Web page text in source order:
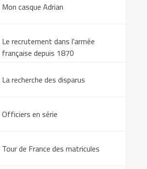
Mon casque Adrian
Le recrutement dans l'armée
française depuis 1870
La recherche des disparus
Officiers en série
Tour de France des matricules